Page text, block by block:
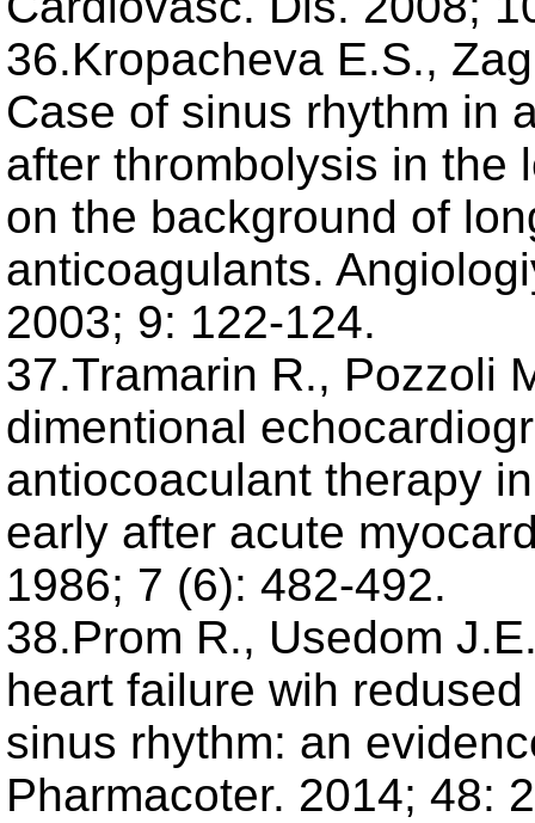
36.Kropacheva E.S.,
Case of sinus rhythm in
after thrombolysis in the
on the background of
anticoagulants.
2003; 9: 122-124.
37.Tramarin R., Pozzoli
dimentional
antiocoaculant therapy
early after acute
1986; 7 (6): 482-492.
38.Prom R., Usedom
heart failure wih
sinus rhythm: an
Pharmacoter. 2014; 48: